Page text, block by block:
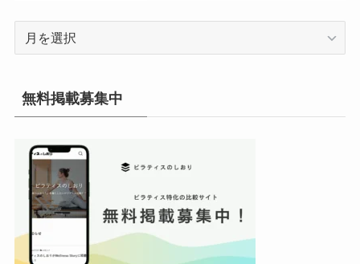
イ
ブ
無料掲載募集中